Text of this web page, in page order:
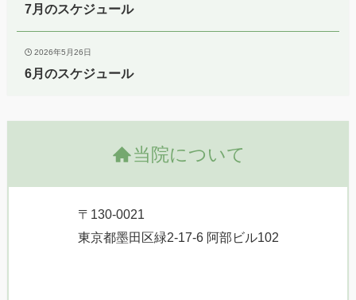
7月のスケジュール
2026年5月26日
6月のスケジュール
当院について
〒130-0021
東京都墨田区緑2-17-6 阿部ビル102